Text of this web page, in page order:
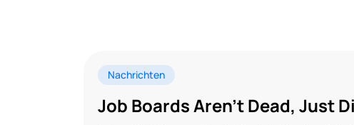
Nachrichten
Job Boards Aren’t Dead, Just